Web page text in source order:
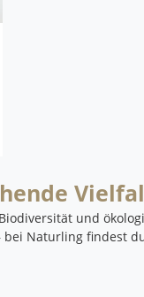
und
bei Naturling findest